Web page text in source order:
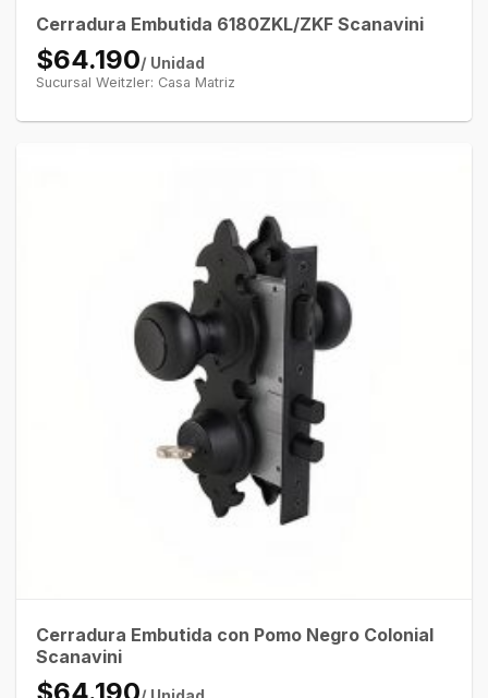
Cerradura Embutida 6180ZKL/ZKF Scanavini
$64.190/ Unidad
Sucursal Weitzler: Casa Matriz
Cerradura Embutida con Pomo Negro Colonial
Scanavini